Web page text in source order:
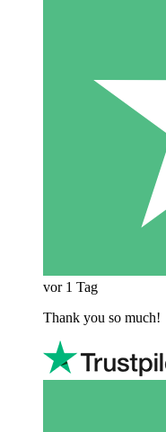
vor 1 Tag
Thank you so much!